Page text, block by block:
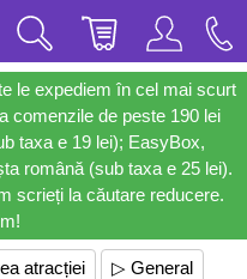
le expediem în cel mai scurt
comenzile de peste 190 lei
taxa e 19 lei); EasyBox,
română (sub taxa e 25 lei).
scrieți la căutare reducere.
atracției ▷ General